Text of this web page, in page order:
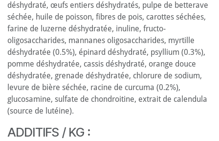
déshydraté, œufs entiers déshydratés, pulpe de betterave
séchée, huile de poisson, fibres de pois, carottes séchées,
farine de luzerne déshydratée, inuline, fructo-
oligosaccharides, mannanes oligosaccharides, myrtille
déshydratée (0.5%), épinard déshydraté, psyllium (0.3%),
pomme déshydratée, cassis déshydraté, orange douce
déshydratée, grenade déshydratée, chlorure de sodium,
levure de bière séchée, racine de curcuma (0.2%),
glucosamine, sulfate de chondroitine, extrait de calendula
(source de lutéine).
ADDITIFS / KG :